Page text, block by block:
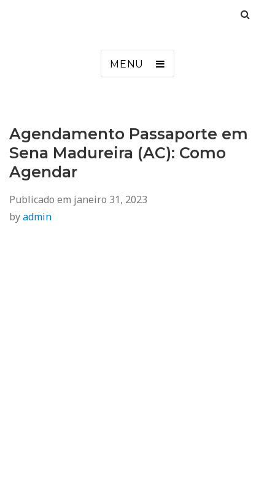
MENU
Agendamento Passaporte em
Sena Madureira (AC): Como
Agendar
Publicado em janeiro 31, 2023
byadmin